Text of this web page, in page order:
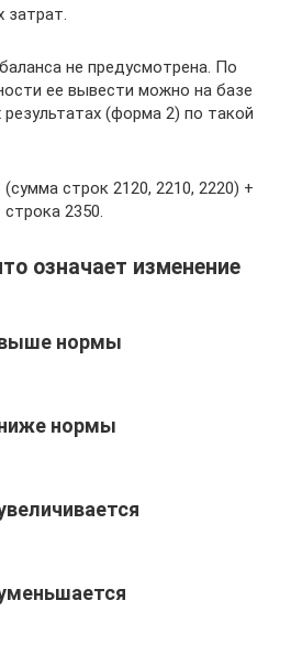
затрат.
не предусмотрена. По
ее вывести можно на базе
(форма 2) по такой
строк 2120, 2210, 2220) +
2350.
означает изменение
выше нормы
нормы